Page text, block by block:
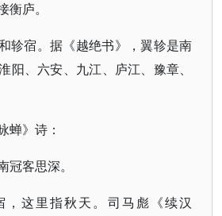
庐。
轸宿。据《越绝书》，翼轸是南
阳、六安、九江、庐江、豫章、
蝉》诗：
冠客思深。
，这里指秋天。司马彪《续汉